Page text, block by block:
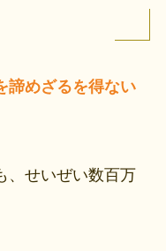
諦めざるを得ない
、せいぜい数百万